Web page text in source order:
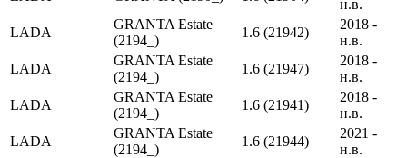
н.в.
LADA
GRANTA Estate
(2194_)
1.6 (21942)
2018 -
н.в.
LADA
GRANTA Estate
(2194_)
1.6 (21947)
2018 -
н.в.
LADA
GRANTA Estate
(2194_)
1.6 (21941)
2018 -
н.в.
LADA
GRANTA Estate
(2194_)
1.6 (21944)
2021 -
н.в.